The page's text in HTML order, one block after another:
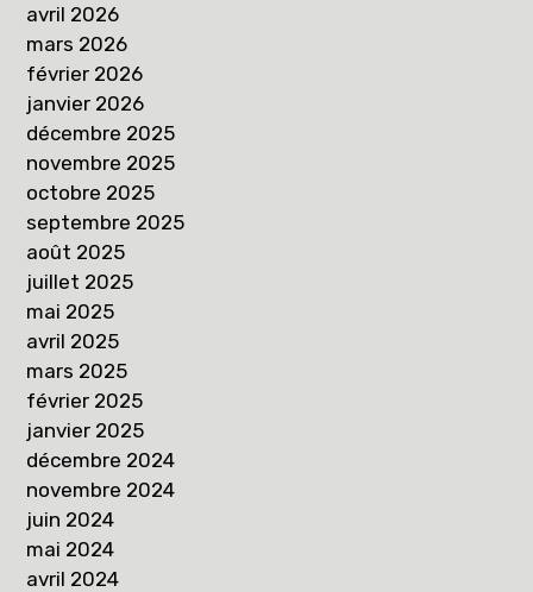
avril 2026
mars 2026
février 2026
janvier 2026
décembre 2025
novembre 2025
octobre 2025
septembre 2025
août 2025
juillet 2025
mai 2025
avril 2025
mars 2025
février 2025
janvier 2025
décembre 2024
novembre 2024
juin 2024
mai 2024
avril 2024